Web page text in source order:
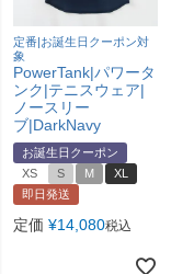
定番|お誕生日クーポン対
象
PowerTank|パワータ
ンク|テニスウェア|
ノースリー
ブ|DarkNavy
お誕生日クーポン
XS
S M
XL
即日発送
定価 ¥14,080税込